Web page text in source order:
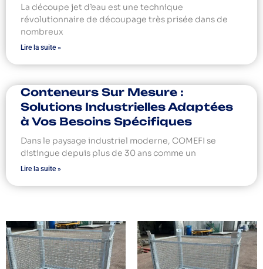
La découpe jet d’eau est une technique
révolutionnaire de découpage très prisée dans de
nombreux
Lire la suite »
Conteneurs Sur Mesure :
Solutions Industrielles Adaptées
à Vos Besoins Spécifiques
Dans le paysage industriel moderne, COMEFI se
distingue depuis plus de 30 ans comme un
Lire la suite »